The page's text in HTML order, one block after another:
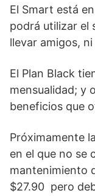
El Smart está
podrá utilizar el
llevar amigos,
El Plan Black
mensualidad; y
beneficios que
Próximamente
en el que no se
mantenimiento
$27.90 pero